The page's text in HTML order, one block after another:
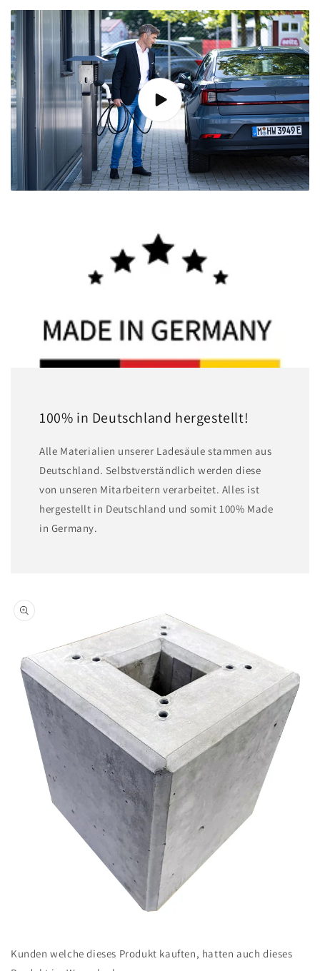
100% in Deutschland hergestellt!
A lle Materialien unserer Ladesäule stammen aus
Deutschland. Selbstverständlich werden diese
von unseren Mitarbeitern verarbeitet. Alles ist
hergestellt in Deutschland und somit 100% Made
in Germany.
in
Kunden welche dieses Produkt kauften, hatten auch dieses